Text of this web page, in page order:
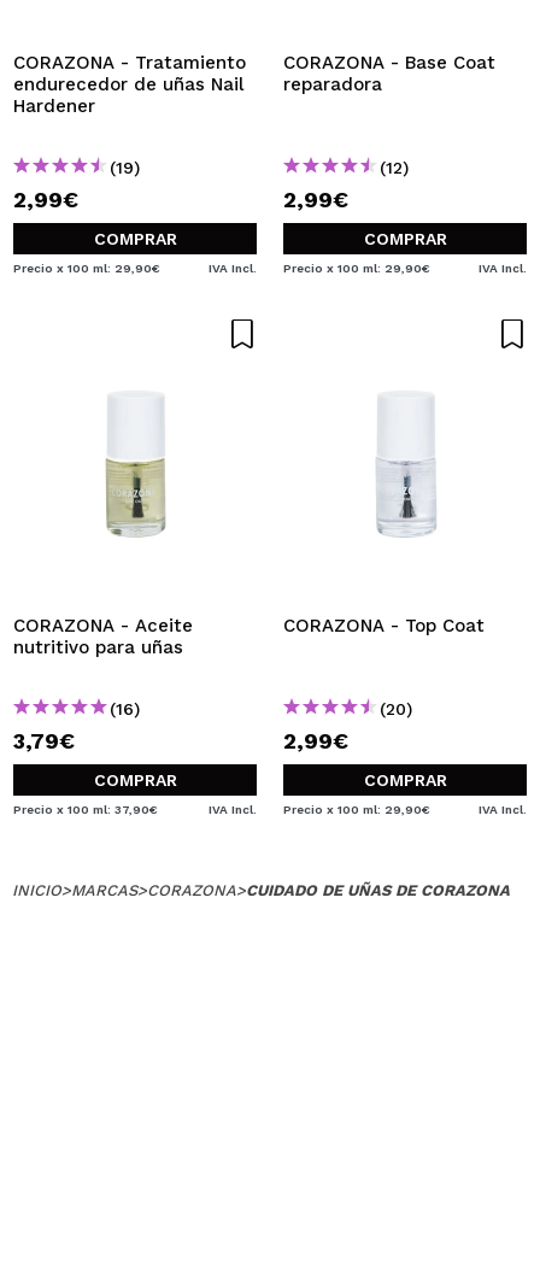
tus compras rápidamente, revisar el estado de tus
pedidos y consultar tus operaciones anteriores.
CREAR CUENTA
CORAZONA - Tratamiento
endurecedor de uñas Nail
Hardener
(19)
2,99€
COMPRAR
Precio x 100 ml: 29,90€ IVA Incl.
CORAZONA - Base Coat
reparadora
(12)
2,99€
COMPRAR
Precio x 100 ml: 29,90€ IVA Incl.
CORAZONA - Aceite
nutritivo para uñas
(16)
3,79€
COMPRAR
Precio x 100 ml: 37,90€ IVA Incl.
CORAZONA - Top Coat
(20)
2,99€
COMPRAR
Precio x 100 ml: 29,90€ IVA Incl.
INICIO>MARCAS>CORAZONA>CUIDADO DE UÑAS DE CORAZONA